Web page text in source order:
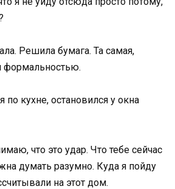
Решила бумага. Та самая,
формальностью.
по кухне, остановился у окна
что это удар. Что тебе сейчас
думать разумно. Куда я пойду
на этот дом.